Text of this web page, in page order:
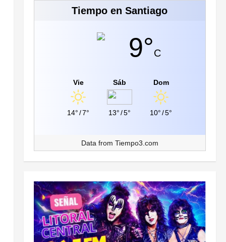
Tiempo en Santiago
9°C
Vie
14° /7°
Sáb
13° /5°
Dom
10° /5°
Data from Tiempo3.com